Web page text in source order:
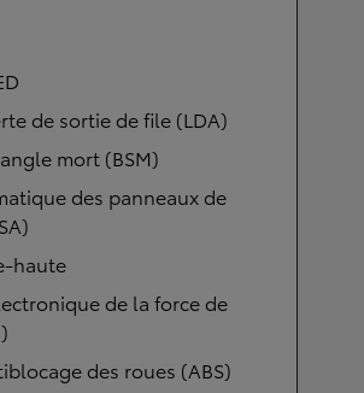
de sortie de file (LDA)
mort (BSM)
des panneaux de
haute
de la force de
des roues (ABS)